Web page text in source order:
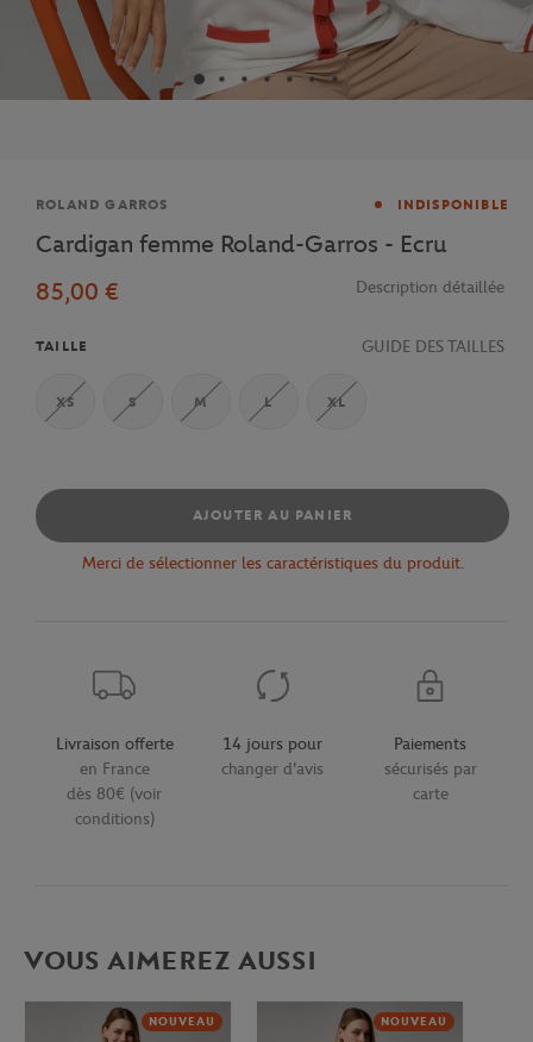
Marque
ROLAND GARROS INDISPONIBLE
Cardigan femme Roland-Garros - Ecru
85,00 €
Description détaillée
TAILLE GUIDE DES TAILLES
XS S M L XL
AJOUTER AU PANIER
Merci de sélectionner les caractéristiques du produit.
Livraison offerte
en France
dès 80€ (voir
conditions)
14 jours pour
changer d'avis
Paiements
sécurisés par
carte
VOUS AIMEREZ AUSSI
NOUVEAU NOUVEAU